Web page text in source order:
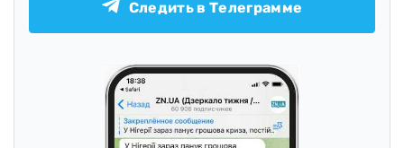
Следить в Телеграмме